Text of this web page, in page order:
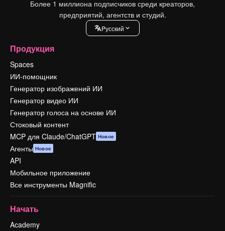
Более 1 миллиона подписчиков среди креаторов,
предприятий, агентств и студий.
Pусский
Продукция
Spaces
ИИ-помощник
Генератор изображений ИИ
Генератор видео ИИ
Генератор голоса на основе ИИ
Стоковый контент
MCP для Claude/ChatGPT Новое
Агенты Новое
API
Мобильное приложение
Все инструменты Magnific
Начать
Academy